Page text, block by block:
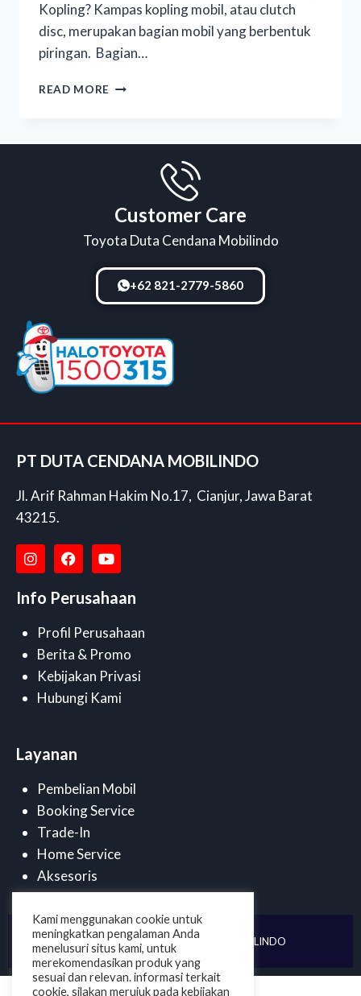
Kopling? Kampas kopling mobil, atau clutch
disc, merupakan bagian mobil yang berbentuk
piringan. Bagian…
READ MORE
Customer Care
Toyota Duta Cendana Mobilindo
+62 821-2779-5860
PT DUTA CENDANA MOBILINDO
Jl. Arif Rahman Hakim No.17, Cianjur, Jawa Barat
43215.
Info Perusahaan
Profil Perusahaan
Berita & Promo
Kebijakan Privasi
Hubungi Kami
Layanan
Pembelian Mobil
Booking Service
Trade-In
Home Service
Aksesoris
©2025 . PT DUTA CENDANA MOBILINDO
Kami menggunakan cookie untuk
meningkatkan pengalaman Anda
menelusuri situs kami, untuk
merekomendasikan produk yang
sesuai dan relevan. informasi terkait
cookie, silakan merujuk pada kebijakan